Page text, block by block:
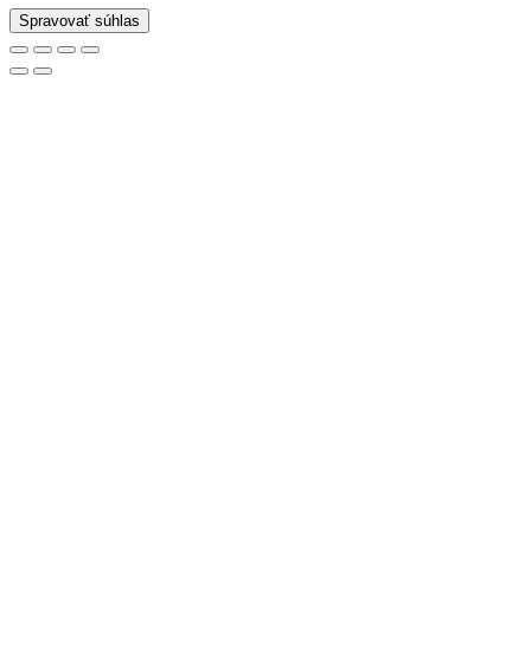
Spravovať súhlas